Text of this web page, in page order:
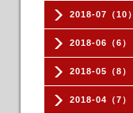
2018-07（10）
2018-06（6）
2018-05（8）
2018-04（7）